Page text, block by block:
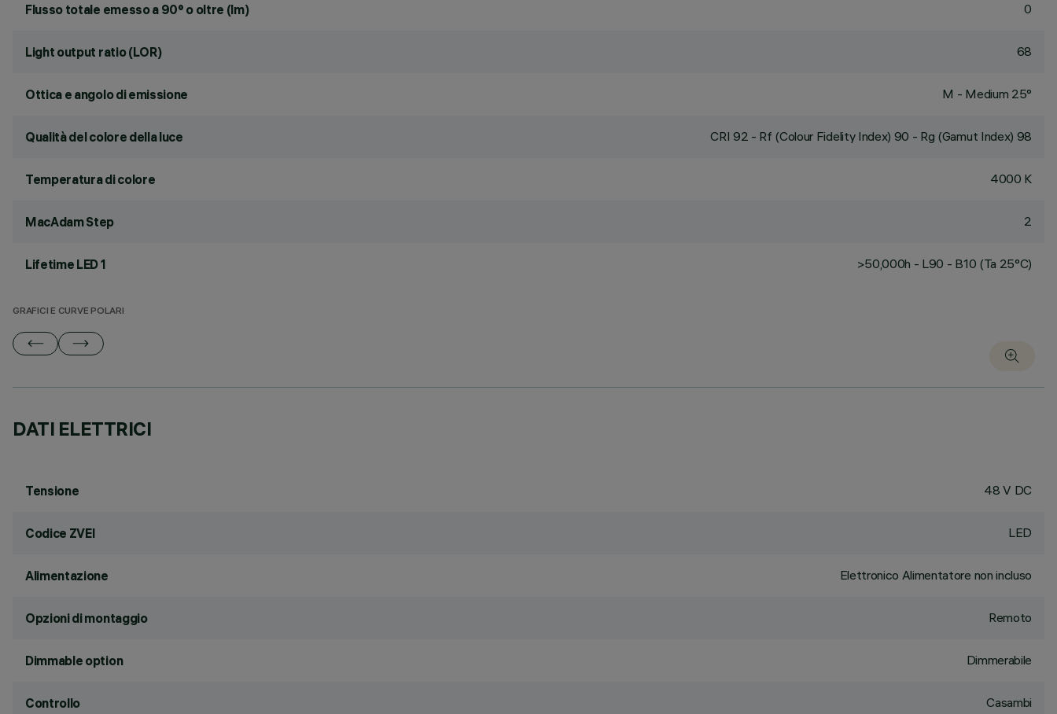
Flusso totale emesso a 90° o oltre (lm) 0
Light output ratio (LOR) 68
Ottica e angolo di emissione M - Medium 25°
Qualità del colore della luce CRI 92 - Rf (Colour Fidelity Index) 90 - Rg (Gamut Index) 98
Temperatura di colore 4000 K
MacAdam Step 2
Lifetime LED 1 >50,000h - L90 - B10 (Ta 25°C)
GRAFICI E CURVE POLARI
DATI ELETTRICI
Tensione 48 V DC
Codice ZVEI LED
Alimentazione Elettronico Alimentatore non incluso
Opzioni di montaggio Remoto
Dimmable option Dimmerabile
Controllo Casambi